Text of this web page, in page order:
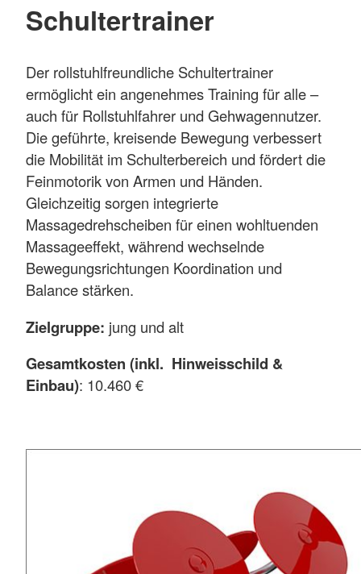
Schultertrainer
Der rollstuhlfreundliche Schultertrainer
ermöglicht ein angenehmes Training für alle –
auch für Rollstuhlfahrer und Gehwagennutzer.
Die geführte, kreisende Bewegung verbessert
die Mobilität im Schulterbereich und fördert die
Feinmotorik von Armen und Händen.
Gleichzeitig sorgen integrierte
Massagedrehscheiben für einen wohltuenden
Massageeffekt, während wechselnde
Bewegungsrichtungen Koordination und
Balance stärken.
Zielgruppe: jung und alt
Gesamtkosten (inkl. Hinweisschild &
Einbau): 10.460 €